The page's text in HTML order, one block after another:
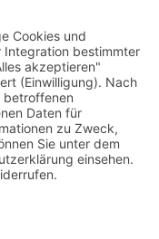
Rechte vorbehalten